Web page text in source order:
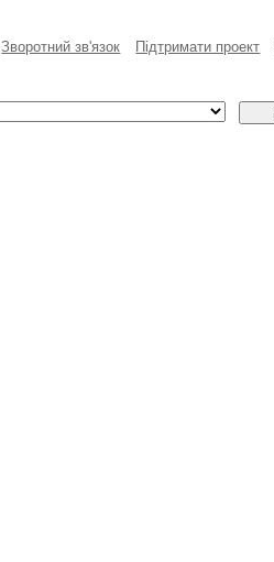
Зворотний зв'язок Пiдтримати проект